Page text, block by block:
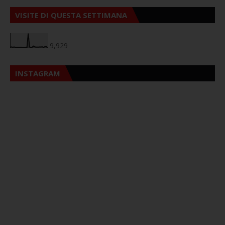
VISITE DI QUESTA SETTIMANA
9,929
INSTAGRAM